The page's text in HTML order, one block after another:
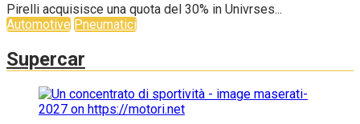
Pirelli acquisisce una quota del 30% in Univrses...
Automotive Pneumatici
Supercar